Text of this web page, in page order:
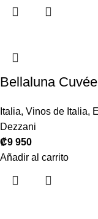
Bellaluna
Italia, Vinos de Italia,
Dezzani
₡9 950
Añadir al carrito